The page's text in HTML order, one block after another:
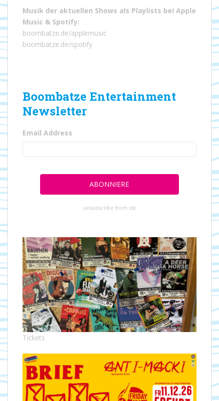
Musik der aktuellen Shows als Playlists bei Apple
Music & Spotify:
boombatze.de/applemusic
boombatze.de/spotify
Boombatze Entertainment
Newsletter
Email Address
unsubscribe from list
Tickets